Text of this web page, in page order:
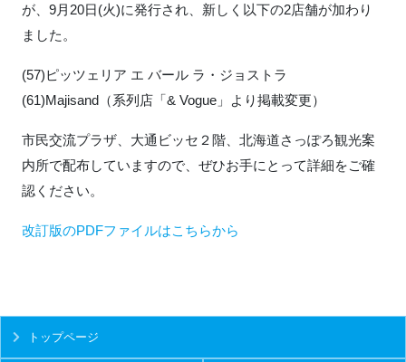
が、9月20日(火)に発行され、新しく以下の2店舗が加わり
ました。
(57)ピッツェリア エ バール ラ・ジョストラ
(61)Majisand（系列店「& Vogue」より掲載変更）
市民交流プラザ、大通ビッセ２階、北海道さっぽろ観光案
内所で配布していますので、ぜひお手にとって詳細をご確
認ください。
改訂版のPDFファイルはこちらから
トップページ